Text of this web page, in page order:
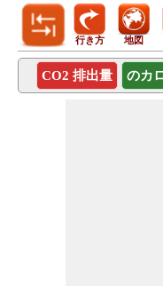
行き方 地図
CO2 排出量 のカ